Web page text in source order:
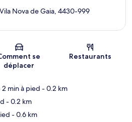
Carte
Nova de Gaia, 4430-999
se
déplacer
Restaurants
2 min à pied - 0.2 km
- 0.2 km
- 0.6 km